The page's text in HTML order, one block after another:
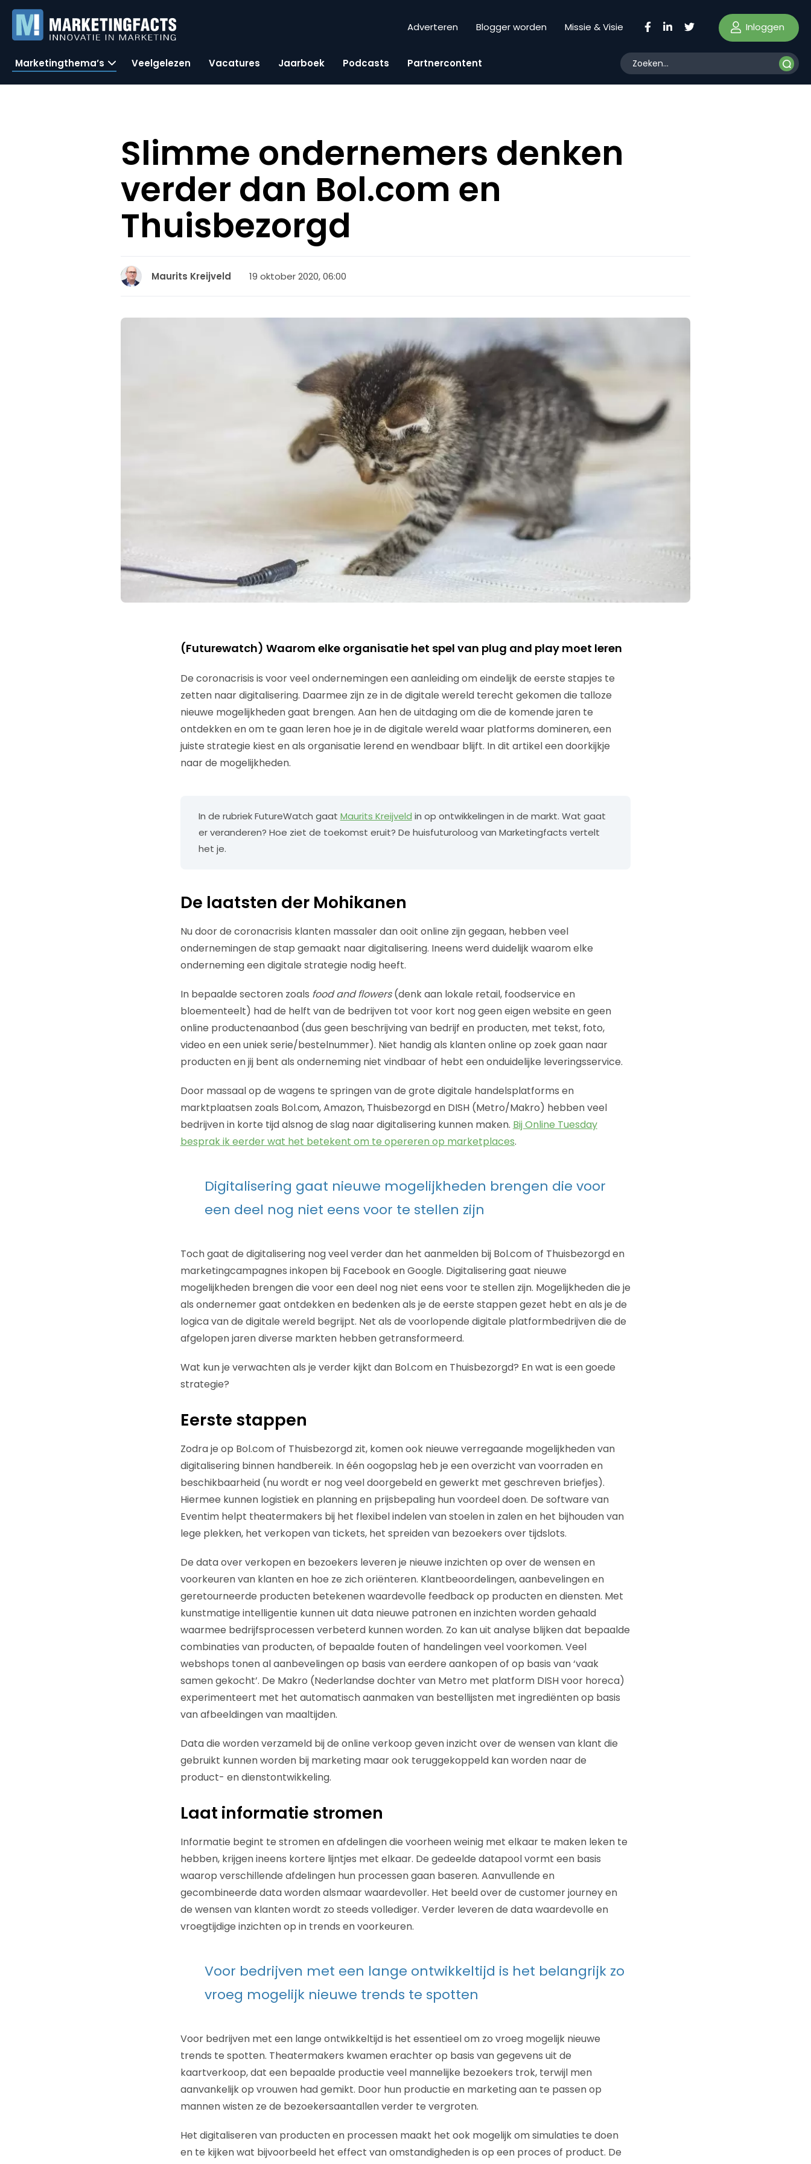
Adverteren Blogger worden Missie & Visie Inloggen
Marketingthema’s Veelgelezen Vacatures Jaarboek Podcasts Partnercontent
Slimme ondernemers denken
verder dan Bol.com en
Thuisbezorgd
Maurits Kreijveld 19 oktober 2020, 06:00
(Futurewatch) Waarom elke organisatie het spel van plug and play moet leren
De coronacrisis is voor veel ondernemingen een aanleiding om eindelijk de eerste stapjes te
zetten naar digitalisering. Daarmee zijn ze in de digitale wereld terecht gekomen die talloze
nieuwe mogelijkheden gaat brengen. Aan hen de uitdaging om die de komende jaren te
ontdekken en om te gaan leren hoe je in de digitale wereld waar platforms domineren, een
juiste strategie kiest en als organisatie lerend en wendbaar blijft. In dit artikel een doorkijkje
naar de mogelijkheden.
In de rubriek FutureWatch gaat Maurits Kreijveld in op ontwikkelingen in de markt. Wat gaat
er veranderen? Hoe ziet de toekomst eruit? De huisfuturoloog van Marketingfacts vertelt
het je.
De laatsten der Mohikanen
Nu door de coronacrisis klanten massaler dan ooit online zijn gegaan, hebben veel
ondernemingen de stap gemaakt naar digitalisering. Ineens werd duidelijk waarom elke
onderneming een digitale strategie nodig heeft.
In bepaalde sectoren zoals food and flowers(denk aan lokale retail, foodservice en
bloementeelt) had de helft van de bedrijven tot voor kort nog geen eigen website en geen
online productenaanbod (dus geen beschrijving van bedrijf en producten, met tekst, foto,
video en een uniek serie/bestelnummer). Niet handig als klanten online op zoek gaan naar
producten en jij bent als onderneming niet vindbaar of hebt een onduidelijke leveringsservice.
Door massaal op de wagens te springen van de grote digitale handelsplatforms en
marktplaatsen zoals Bol.com, Amazon, Thuisbezorgd en DISH (Metro/Makro) hebben veel
bedrijven in korte tijd alsnog de slag naar digitalisering kunnen maken. Bij Online Tuesday
besprak ik eerder wat het betekent om te opereren op marketplaces.
Digitalisering gaat nieuwe mogelijkheden brengen die voor
een deel nog niet eens voor te stellen zijn
Toch gaat de digitalisering nog veel verder dan het aanmelden bij Bol.com of Thuisbezorgd en
marketingcampagnes inkopen bij Facebook en Google. Digitalisering gaat nieuwe
mogelijkheden brengen die voor een deel nog niet eens voor te stellen zijn. Mogelijkheden die je
als ondernemer gaat ontdekken en bedenken als je de eerste stappen gezet hebt en als je de
logica van de digitale wereld begrijpt. Net als de voorlopende digitale platformbedrijven die de
afgelopen jaren diverse markten hebben getransformeerd.
Wat kun je verwachten als je verder kijkt dan Bol.com en Thuisbezorgd? En wat is een goede
strategie?
Eerste stappen
Zodra je op Bol.com of Thuisbezorgd zit, komen ook nieuwe verregaande mogelijkheden van
digitalisering binnen handbereik. In één oogopslag heb je een overzicht van voorraden en
beschikbaarheid (nu wordt er nog veel doorgebeld en gewerkt met geschreven briefjes).
Hiermee kunnen logistiek en planning en prijsbepaling hun voordeel doen. De software van
Eventim helpt theatermakers bij het flexibel indelen van stoelen in zalen en het bijhouden van
lege plekken, het verkopen van tickets, het spreiden van bezoekers over tijdslots.
De data over verkopen en bezoekers leveren je nieuwe inzichten op over de wensen en
voorkeuren van klanten en hoe ze zich oriënteren. Klantbeoordelingen, aanbevelingen en
geretourneerde producten betekenen waardevolle feedback op producten en diensten. Met
kunstmatige intelligentie kunnen uit data nieuwe patronen en inzichten worden gehaald
waarmee bedrijfsprocessen verbeterd kunnen worden. Zo kan uit analyse blijken dat bepaalde
combinaties van producten, of bepaalde fouten of handelingen veel voorkomen. Veel
webshops tonen al aanbevelingen op basis van eerdere aankopen of op basis van ‘vaak
samen gekocht’. De Makro (Nederlandse dochter van Metro met platform DISH voor horeca)
experimenteert met het automatisch aanmaken van bestellijsten met ingrediënten op basis
van afbeeldingen van maaltijden.
Data die worden verzameld bij de online verkoop geven inzicht over de wensen van klant die
gebruikt kunnen worden bij marketing maar ook teruggekoppeld kan worden naar de
product- en dienstontwikkeling.
Laat informatie stromen
Informatie begint te stromen en afdelingen die voorheen weinig met elkaar te maken leken te
hebben, krijgen ineens kortere lijntjes met elkaar. De gedeelde datapool vormt een basis
waarop verschillende afdelingen hun processen gaan baseren. Aanvullende en
gecombineerde data worden alsmaar waardevoller. Het beeld over de customer journey en
de wensen van klanten wordt zo steeds vollediger. Verder leveren de data waardevolle en
vroegtijdige inzichten op in trends en voorkeuren.
Voor bedrijven met een lange ontwikkeltijd is het belangrijk zo
vroeg mogelijk nieuwe trends te spotten
Voor bedrijven met een lange ontwikkeltijd is het essentieel om zo vroeg mogelijk nieuwe
trends te spotten. Theatermakers kwamen erachter op basis van gegevens uit de
kaartverkoop, dat een bepaalde productie veel mannelijke bezoekers trok, terwijl men
aanvankelijk op vrouwen had gemikt. Door hun productie en marketing aan te passen op
mannen wisten ze de bezoekersaantallen verder te vergroten.
Het digitaliseren van producten en processen maakt het ook mogelijk om simulaties te doen
en te kijken wat bijvoorbeeld het effect van omstandigheden is op een proces of product. De